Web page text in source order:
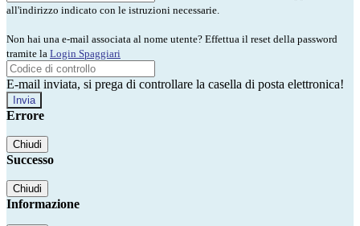
all'indirizzo indicato con le istruzioni necessarie.
Non hai una e-mail associata al nome utente? Effettua il reset della password
tramite la Login Spaggiari
E-mail inviata, si prega di controllare la casella di posta elettronica!
Errore
Chiudi
Successo
Chiudi
Informazione